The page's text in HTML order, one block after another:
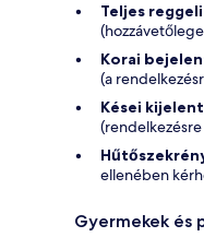
Teljes reggeli
Korai
(a
Kései
ellenében
Gyermekek és